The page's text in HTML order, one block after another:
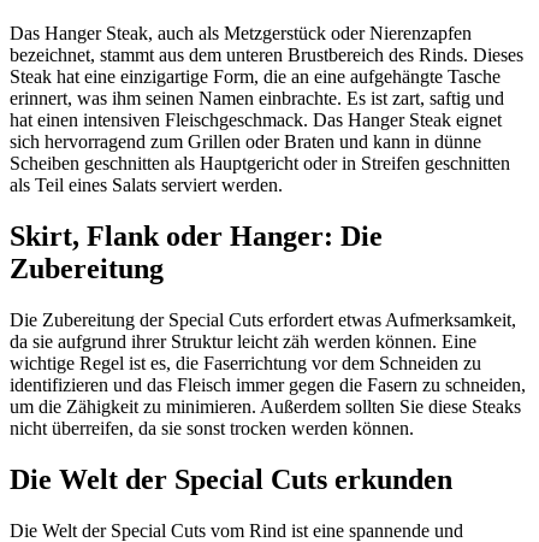
Das Hanger Steak, auch als Metzgerstück oder Nierenzapfen
bezeichnet, stammt aus dem unteren Brustbereich des Rinds. Dieses
Steak hat eine einzigartige Form, die an eine aufgehängte Tasche
erinnert, was ihm seinen Namen einbrachte. Es ist zart, saftig und
hat einen intensiven Fleischgeschmack. Das Hanger Steak eignet
sich hervorragend zum Grillen oder Braten und kann in dünne
Scheiben geschnitten als Hauptgericht oder in Streifen geschnitten
als Teil eines Salats serviert werden.
Skirt, Flank oder Hanger: Die
Zubereitung
Die Zubereitung der Special Cuts erfordert etwas Aufmerksamkeit,
da sie aufgrund ihrer Struktur leicht zäh werden können. Eine
wichtige Regel ist es, die Faserrichtung vor dem Schneiden zu
identifizieren und das Fleisch immer gegen die Fasern zu schneiden,
um die Zähigkeit zu minimieren. Außerdem sollten Sie diese Steaks
nicht überreifen, da sie sonst trocken werden können.
Die Welt der Special Cuts erkunden
Die Welt der Special Cuts vom Rind ist eine spannende und